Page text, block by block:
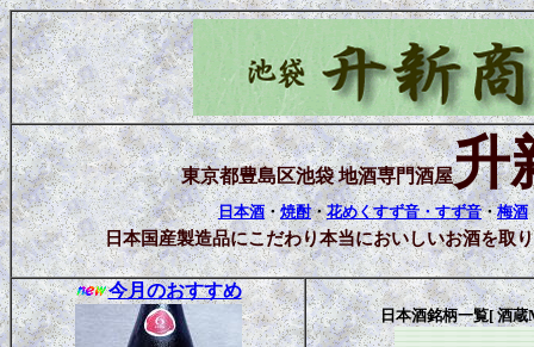
東京都豊島区池袋 地酒専門酒屋升
日本酒・焼酎・花めくすず音・すず音・梅酒
日本国産製造品にこだわり本当においしいお酒を取
今月のおすすめ
日本酒銘柄一覧[ 酒